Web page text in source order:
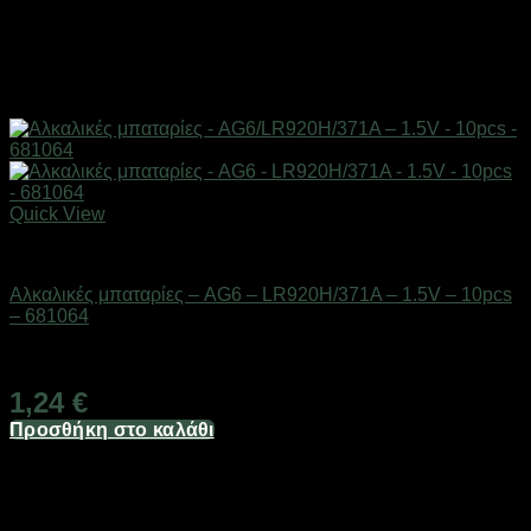
Quick View
Αλκαλικές μπαταρίες – AG6 – LR920H/371A – 1.5V – 10pcs
– 681064
1,24 €
Προσθήκη στο καλάθι